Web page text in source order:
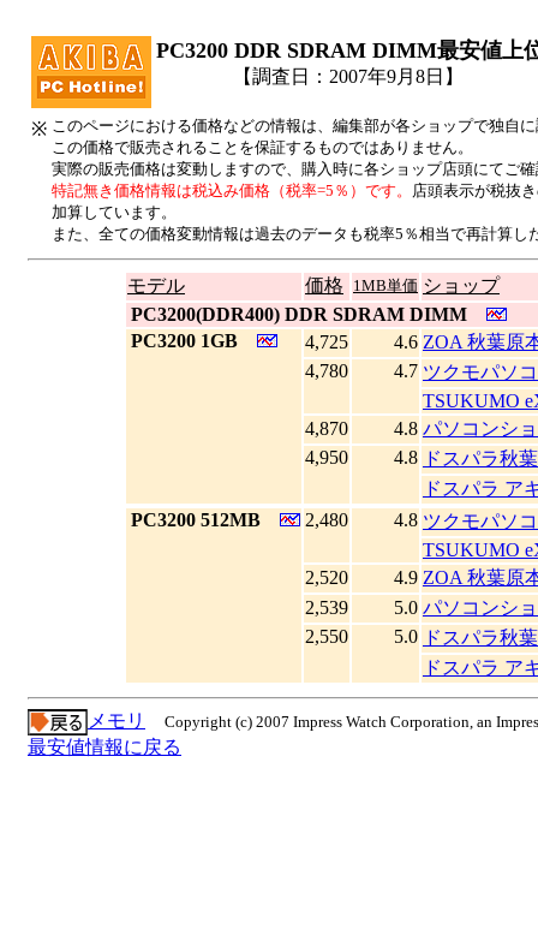
PC3200 DDR SDRAM DIMM最安値上
【調査日：2007年9月8日】
※ このページにおける価格などの情報は、編集部が各ショップで独自
この価格で販売されることを保証するものではありません。
実際の販売価格は変動しますので、購入時に各ショップ店頭にてご
特記無き価格情報は税込み価格（税率=5％）です。 店頭表示が税抜
加算しています。
また、全ての価格変動情報は過去のデータも税率5％相当で再計算し
モデル 価格 1MB単価 ショップ
PC3200(DDR400) DDR SDRAM DIMM
PC3200 1GB 4,725 4.6 ZOA 秋葉原
4,780
4.7 ツクモパソ
TSUKUMO
4,870
4.8 パソコンシ
4,950
4.8 ドスパラ秋
ドスパラ ア
PC3200 512MB 2,480 4.8 ツクモパソ
TSUKUMO
2,520
4.9 ZOA 秋葉原
2,539
5.0 パソコンシ
2,550
5.0 ドスパラ秋
ドスパラ ア
Copyright (c) 2007 Impress Watch Corporation, an
メモリ
最安値情報に戻る